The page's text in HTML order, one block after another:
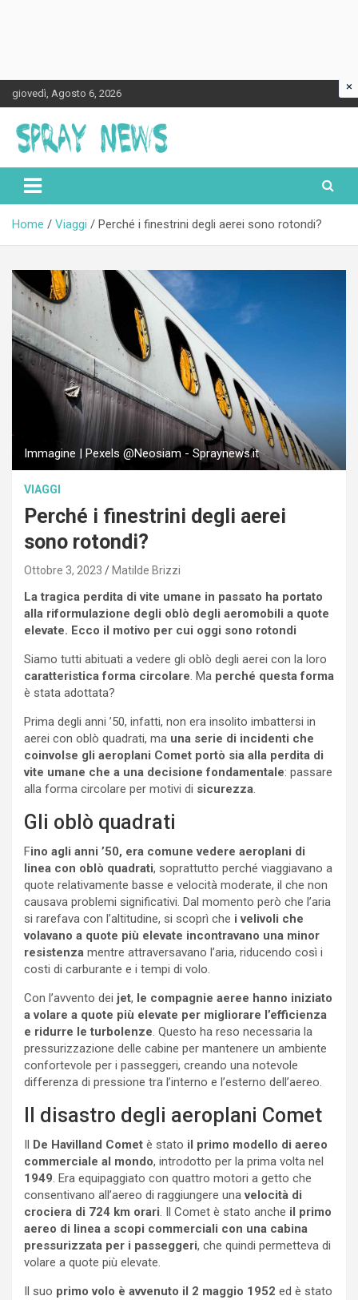
Skip
to
content
giovedì, Agosto 6, 2026
Spraynews.it
Home Viaggi Perché i finestrini degli aerei sono rotondi?
Immagine | Pexels @Neosiam - Spraynews.it
VIAGGI
Perché i finestrini degli aerei
sono rotondi?
Ottobre 3, 2023 Matilde Brizzi
La tragica perdita di vite umane in passato ha portato
alla riformulazione degli oblò degli aeromobili a quote
elevate. Ecco il motivo per cui oggi sono rotondi
Siamo tutti abituati a vedere gli oblò degli aerei con la loro
caratteristica forma circolare. Ma perché questa forma
è stata adottata?
Prima degli anni ’50, infatti, non era insolito imbattersi in
aerei con oblò quadrati, ma una serie di incidenti che
coinvolse gli aeroplani Comet portò sia alla perdita di
vite umane che a una decisione fondamentale: passare
alla forma circolare per motivi di sicurezza.
Gli oblò quadrati
Fino agli anni ’50, era comune vedere aeroplani di
linea con oblò quadrati, soprattutto perché viaggiavano a
quote relativamente basse e velocità moderate, il che non
causava problemi significativi. Dal momento però che l’aria
si rarefava con l’altitudine, si scoprì che i velivoli che
volavano a quote più elevate incontravano una minor
resistenza mentre attraversavano l’aria, riducendo così i
costi di carburante e i tempi di volo.
Con l’avvento dei jet, le compagnie aeree hanno iniziato
a volare a quote più elevate per migliorare l’efficienza
e ridurre le turbolenze. Questo ha reso necessaria la
pressurizzazione delle cabine per mantenere un ambiente
confortevole per i passeggeri, creando una notevole
differenza di pressione tra l’interno e l’esterno dell’aereo.
Il disastro degli aeroplani Comet
De Havilland Comet è stato il primo modello di aereo
commerciale al mondo, introdotto per la prima volta nel
1949. Era equipaggiato con quattro motori a getto che
consentivano all’aereo di raggiungere unavelocità di
crociera di 724 km orari. Il Comet è stato anche il primo
aereo di linea a scopi commerciali con una cabina
pressurizzata per i passeggeri, che quindi permetteva di
volare a quote più elevate.
Il suo primo volo è avvenuto il 2 maggio 1952 ed è stato
×